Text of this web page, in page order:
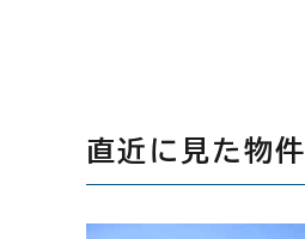
直近に見た物件